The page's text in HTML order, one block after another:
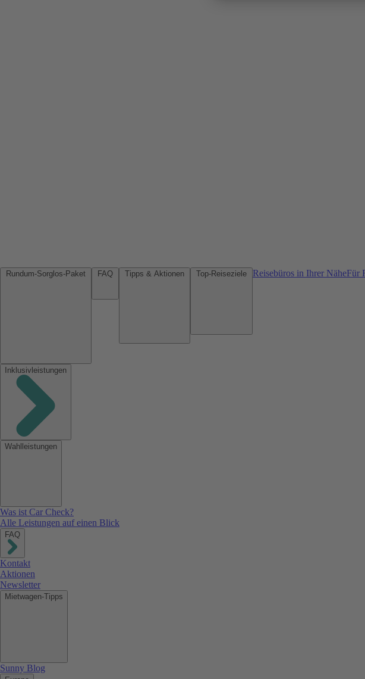
Reisebüros in Ihrer NäheFür
Inklusivleistungen
Wahlleistungen
Was ist Car Check?
Alle Leistungen auf einen Blick
FAQ
Kontakt
Aktionen
Newsletter
Mietwagen-Tipps
Sunny Blog